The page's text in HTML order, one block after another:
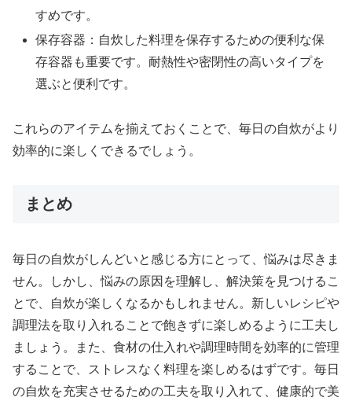
すめです。
保存容器：自炊した料理を保存するための便利な保
存容器も重要です。耐熱性や密閉性の高いタイプを
選ぶと便利です。
これらのアイテムを揃えておくことで、毎日の自炊がより
効率的に楽しくできるでしょう。
まとめ
毎日の自炊がしんどいと感じる方にとって、悩みは尽きま
せん。しかし、悩みの原因を理解し、解決策を見つけるこ
とで、自炊が楽しくなるかもしれません。新しいレシピや
調理法を取り入れることで飽きずに楽しめるように工夫し
ましょう。また、食材の仕入れや調理時間を効率的に管理
することで、ストレスなく料理を楽しめるはずです。毎日
の自炊を充実させるための工夫を取り入れて、健康的で美